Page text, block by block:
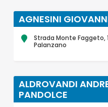
AGNESINI
Strada Monte Faggeto,
Palanzano
ALDROVANDI
PANDOLCE